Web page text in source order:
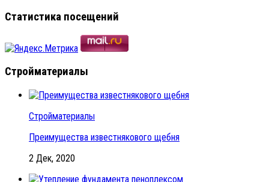
Статистика посещений
Стройматериалы
Стройматериалы
Преимущества известнякового щебня
2 Дек, 2020